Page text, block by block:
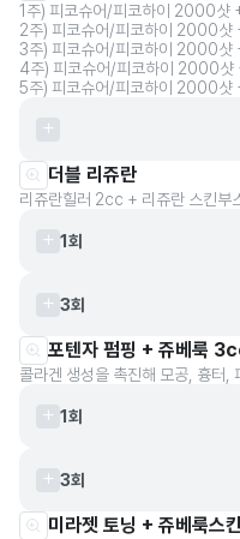
1주) 피코슈어/피코하이 2000샷
2주) 피코슈어/피코하이 2000샷
3주) 피코슈어/피코하이 2000샷
4주) 피코슈어/피코하이 2000
5주) 피코슈어/피코하이 2000샷
더블 리쥬란
리쥬란힐러 2cc + 리쥬란 스킨
1회
3회
포텐자 펌핑 + 쥬베룩
콜라겐 생성을 촉진해 모공, 흉터,
1회
3회
미라젯 토닝 + 쥬베룩스